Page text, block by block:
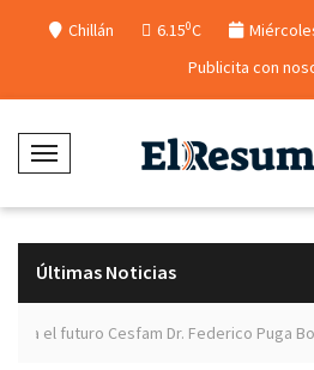
Chillán 6.150C
Publicita con
Toggle Navigation
Últimas Noticias
Cesfam Dr. Federico Puga Borne